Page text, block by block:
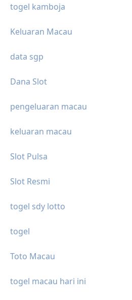
togel kamboja
Keluaran Macau
data sgp
Dana Slot
pengeluaran macau
keluaran macau
Slot Pulsa
Slot Resmi
togel sdy lotto
togel
Toto Macau
togel macau hari ini